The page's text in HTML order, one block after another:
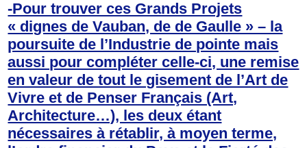
-Pour trouver ces Grands Projets
« dignes de Vauban, de de Gaulle » – la
poursuite de l’Industrie de pointe mais
aussi pour compléter celle-ci, une remise
en valeur de tout le gisement de l’Art de
Vivre et de Penser Français (Art,
Architecture…), les deux étant
nécessaires à rétablir, à moyen terme,